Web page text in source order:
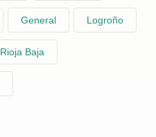
General Logroño
Rioja Baja